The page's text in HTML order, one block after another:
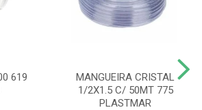
619
MANGUEIRA CRISTAL
1/2X1.5 C/ 50MT 775
PLASTMAR